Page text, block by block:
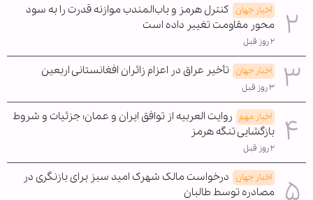
اخبار جهان کنترل هرمز و باب‌المندب موازنه قدرت را به سود
محور مقاومت تغییر داده است
۲ روز قبل
اخبار جهان تأخیر عراق در اعزام زائران افغانستانی اربعین
۳ روز قبل
اخبار مهم روایت العربیه از توافق ایران و عمان؛ جزئیات و شروط
بازگشایی تنگه هرمز
۲ روز قبل
اخبار جهان درخواست مالک شهرک امید سبز برای بازنگری در
مصادره توسط طالبان